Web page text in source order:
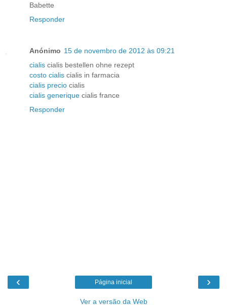
Babette
Responder
Anónimo 15 de novembro de 2012 às 09:21
cialis cialis bestellen ohne rezept
costo cialis cialis in farmacia
cialis precio cialis
cialis generique cialis france
Responder
‹ ›
Página inicial
Ver a versão da Web